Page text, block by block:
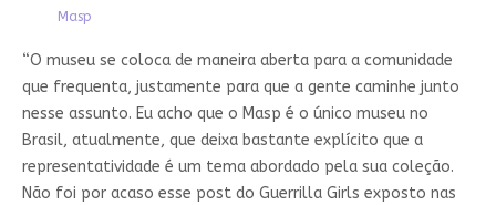
Masp
“O museu se coloca de maneira aberta para a comunidade
que frequenta, justamente para que a gente caminhe junto
nesse assunto. Eu acho que o Masp é o único museu no
Brasil, atualmente, que deixa bastante explícito que a
representatividade é um tema abordado pela sua coleção.
Não foi por acaso esse post do Guerrilla Girls exposto nas